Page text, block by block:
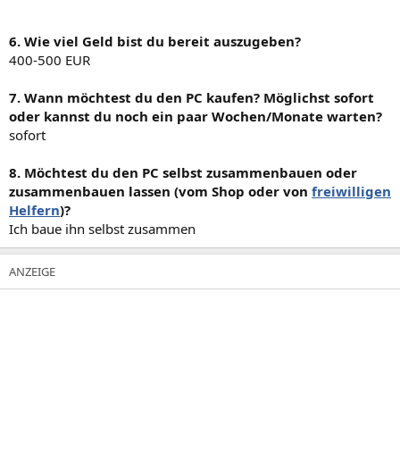
6. Wie viel Geld bist du bereit auszugeben?
400-500 EUR
7. Wann möchtest du den PC kaufen? Möglichst sofort
oder kannst du noch ein paar Wochen/Monate warten?
sofort
8. Möchtest du den PC selbst zusammenbauen oder
zusammenbauen lassen (vom Shop oder von freiwilligen
Helfern)?
Ich baue ihn selbst zusammen